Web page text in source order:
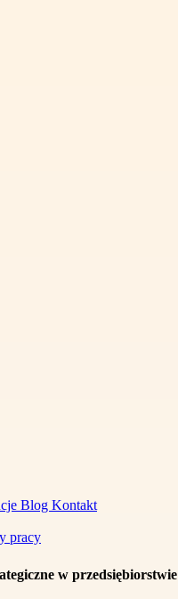
Blog Kontakt
pracy
w przedsiębiorstwie